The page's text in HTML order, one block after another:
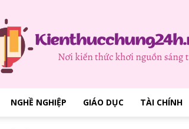
NGHỀ NGHIỆP GIÁO DỤC TÀI CHÍNH